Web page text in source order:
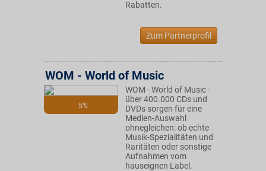
Rabatten.
Zum Partnerprofil
5%
WOM - World of Music
WOM - World of Music -
über 400.000 CDs und
DVDs sorgen für eine
Medien-Auswahl
ohnegleichen: ob echte
Musik-Spezialitäten und
Raritäten oder sonstige
Aufnahmen vom
hauseignen Label.